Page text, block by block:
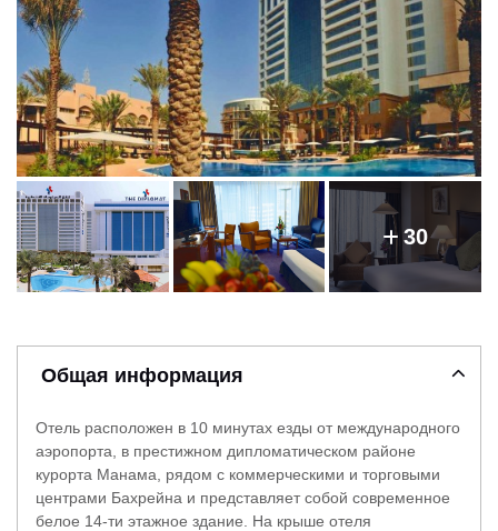
30
Общая информация
Отель расположен в 10 минутах езды от международного
аэропорта, в престижном дипломатическом районе
курорта Манама, рядом с коммерческими и торговыми
центрами Бахрейна и представляет собой современное
белое 14-ти этажное здание. На крыше отеля